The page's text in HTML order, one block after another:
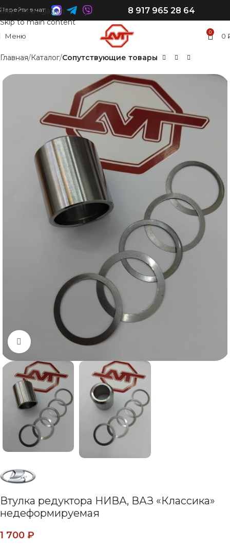
Skip to navigation
Skip to main content
Перейти в чат: 8 917 965 28 64
Меню 0 0
Главная Каталог Сопутствующие товары
Нажмите, чтобы увеличить
Втулка редуктора НИВА, ВАЗ «Классика»
недеформируемая
1 700 ₽